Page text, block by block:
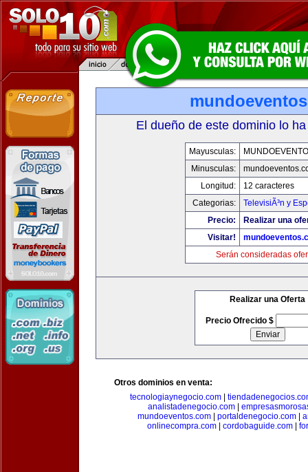
El dueño de este dominio lo
Mayusculas:
Minusculas:
Longitud:
12 caracteres
Categorias:
TelevisiÃ³n y
Precio:
Realizar una
Visitar!
Serán consideradas
Realizar una Oferta
Precio Ofrecido $
Otros dominios en venta:
tecnologiaynegocio.com
analistadenegocio.com
mundoeventos.com| portaldenegocio.com|
onlinecompra.com| cordobaguide.com|